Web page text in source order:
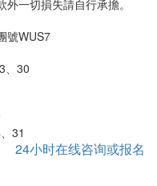
一切損失請自行承擔。
號WUS7
、30
31
24小时在线咨询或报名